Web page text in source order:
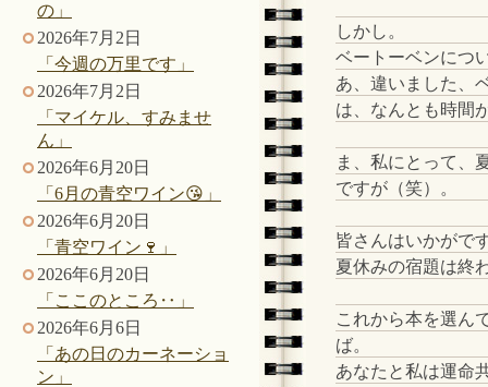
の」
2026年7月2日
「今週の万里です」
2026年7月2日
「マイケル、すみませ
ん」
2026年6月20日
「6月の青空ワイン😘」
2026年6月20日
「青空ワイン🍷」
2026年6月20日
「ここのところ‥」
2026年6月6日
「あの日のカーネーショ
ン」
しかし。
ベートーベンにつ
あ、違いました、
は、なんとも時間
ま、私にとって、
ですが（笑）。
皆さんはいかがで
夏休みの宿題は終
これから本を選ん
ば。
あなたと私は運命